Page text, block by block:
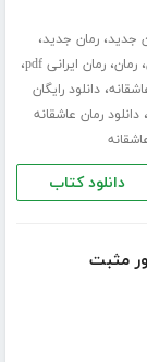
جدید،رمان جدید،
،رمان،رمان ایرانی pdf ،
،دانلود رایگان
،دانلود رمان عاشقانه
دانلود کتاب
مثبت